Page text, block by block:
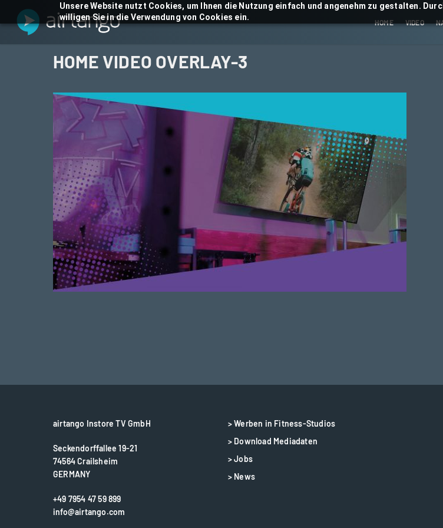
Unsere Website nutzt Cookies, um Ihnen die Nutzung einfach und angenehm zu gestalten.
willigen Sie in die Verwendung von Cookies ein.
content
HOME VIDEO
HOME VIDEO OVERLAY-3
airtango Instore TV GmbH
Seckendorffallee 19-21
74564 Crailsheim
GERMANY
+49 7954 47 59 899
info@airtango.com
> Werben in Fitness-Studios
> Download Mediadaten
> Jobs
> News